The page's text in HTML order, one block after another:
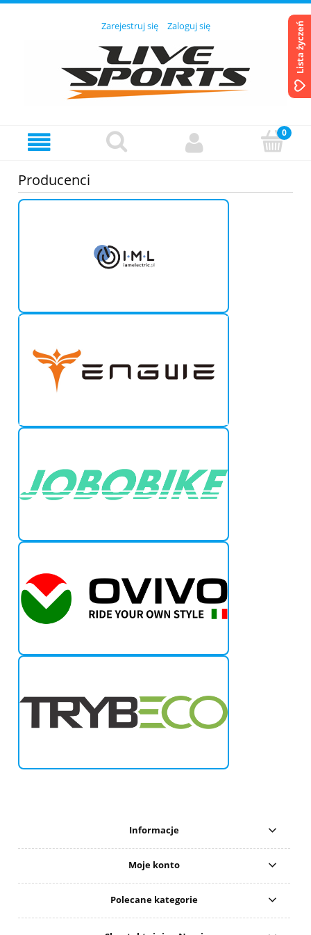
Zarejestruj się Zaloguj się
Producenci
Informacje
Moje konto
Polecane kategorie
Lista życzeń